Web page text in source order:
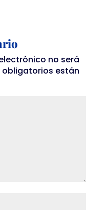
no será
obligatorios están